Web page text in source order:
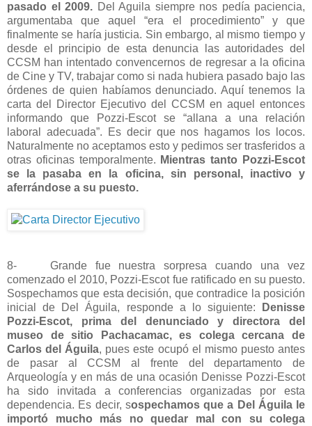
pasado el 2009. Del Aguila siempre nos pedía paciencia,
argumentaba que aquel “era el procedimiento” y que
finalmente se haría justicia. Sin embargo, al mismo tiempo y
desde el principio de esta denuncia las autoridades del
CCSM han intentado convencernos de regresar a la oficina
de Cine y TV, trabajar como si nada hubiera pasado bajo las
órdenes de quien habíamos denunciado. Aquí tenemos la
carta del Director Ejecutivo del CCSM en aquel entonces
informando que Pozzi-Escot se “allana a una relación
laboral adecuada”. Es decir que nos hagamos los locos.
Naturalmente no aceptamos esto y pedimos ser trasferidos a
otras oficinas temporalmente. Mientras tanto Pozzi-Escot
se la pasaba en la oficina, sin personal, inactivo y
aferrándose a su puesto.
8- Grande fue nuestra sorpresa cuando una vez
comenzado el 2010, Pozzi-Escot fue ratificado en su puesto.
Sospechamos que esta decisión, que contradice la posición
inicial de Del Águila, responde a lo siguiente:
Denisse
Pozzi-Escot, prima del denunciado y directora del
museo de sitio Pachacamac, es colega cercana de
Carlos del Águila, pues este ocupó el mismo puesto antes
de pasar al CCSM al frente del departamento de
Arqueología y en más de una ocasión Denisse Pozzi-Escot
ha sido invitada a conferencias organizadas por esta
dependencia. Es decir, sospechamos que a Del Águila le
importó mucho más no quedar mal con su colega